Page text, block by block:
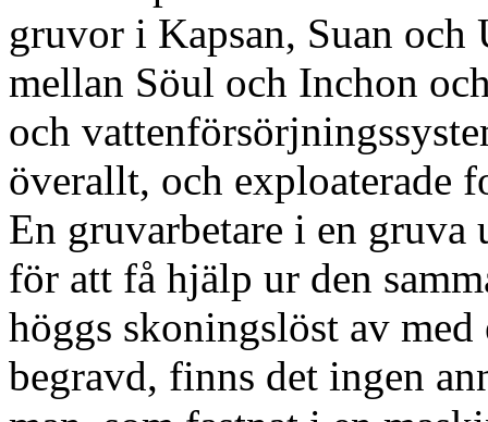
gruvor i Kapsan, Suan och
mellan Söul och Inchon
och
överallt, och exploaterade
En gruvarbetare i en
för att få hjälp ur den
höggs skoningslöst av
begravd, finns det ingen